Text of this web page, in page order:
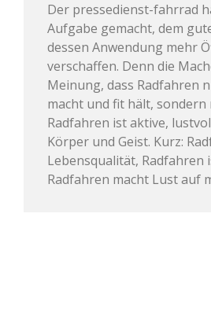
Der pressedienst-fahrrad
Aufgabe gemacht, dem
dessen Anwendung mehr
verschaffen. Denn die
Meinung, dass Radfahren
macht und fit hält, sondern
Radfahren ist aktive,
Körper und Geist. Kurz:
Lebensqualität, Radfahren
Radfahren macht Lust auf